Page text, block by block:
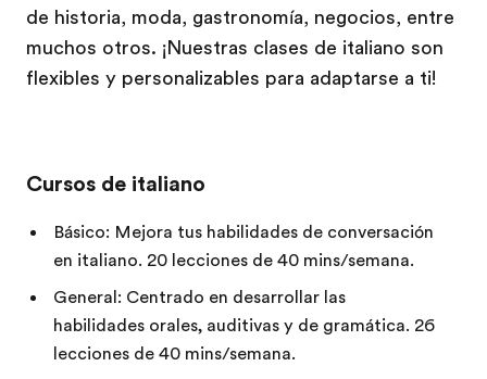
de historia, moda, gastronomía, negocios, entre
muchos otros. ¡Nuestras clases de italiano son
flexibles y personalizables para adaptarse a ti!
Cursos de italiano
Básico: Mejora tus habilidades de conversación
en italiano. 20 lecciones de 40 mins/semana.
General: Centrado en desarrollar las
habilidades orales, auditivas y de gramática. 26
lecciones de 40 mins/semana.